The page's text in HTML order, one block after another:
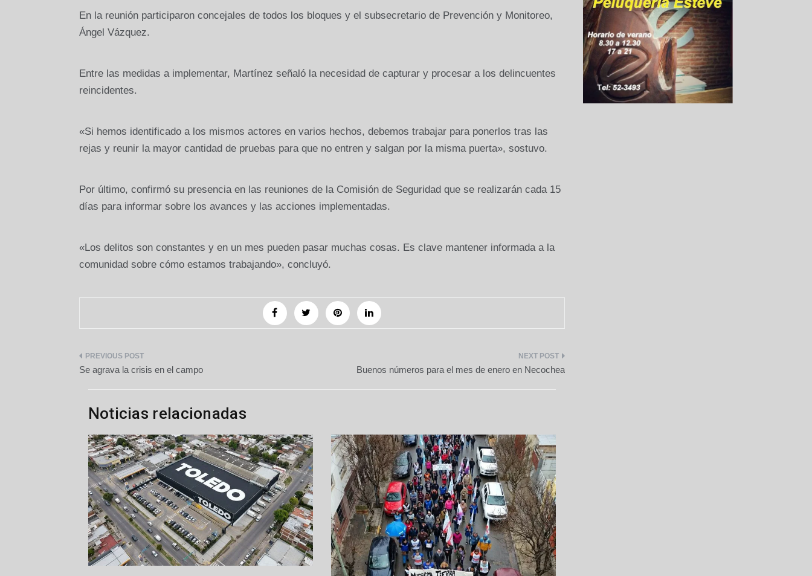
En la reunión participaron concejales de todos los bloques y el subsecretario de Prevención y Monitoreo,
Ángel Vázquez.
Entre las medidas a implementar, Martínez señaló la necesidad de capturar y procesar a los delincuentes
reincidentes.
«Si hemos identificado a los mismos actores en varios hechos, debemos trabajar para ponerlos tras las
rejas y reunir la mayor cantidad de pruebas para que no entren y salgan por la misma puerta», sostuvo.
Por último, confirmó su presencia en las reuniones de la Comisión de Seguridad que se realizarán cada 15
días para informar sobre los avances y las acciones implementadas.
«Los delitos son constantes y en un mes pueden pasar muchas cosas. Es clave mantener informada a la
comunidad sobre cómo estamos trabajando», concluyó.
Navegación
de
entradas
Se agrava la crisis en el campo Buenos números para el mes de enero en Necochea
Noticias relacionadas